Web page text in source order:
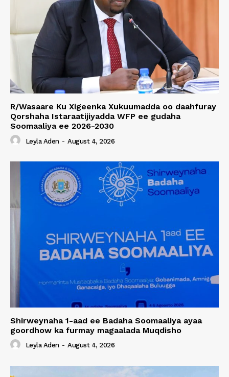
R/Wasaare Ku Xigeenka Xukuumadda oo daahfuray
Qorshaha Istaraatijiyadda WFP ee gudaha
Soomaaliya ee 2026-2030
Leyla Aden - August 4, 2026
Shirweynaha 1-aad ee Badaha Soomaaliya ayaa
goordhow ka furmay magaalada Muqdisho
Leyla Aden - August 4, 2026